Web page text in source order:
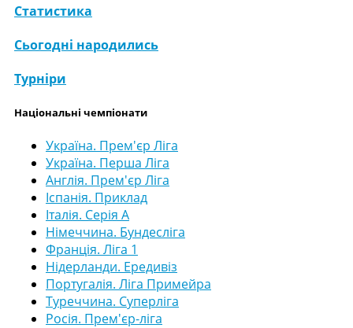
Статистика
Сьогодні народились
Турніри
Національні чемпіонати
Україна. Прем'єр Ліга
Україна. Перша Ліга
Англія. Прем'єр Ліга
Іспанія. Приклад
Італія. Серія А
Німеччина. Бундесліга
Франція. Ліга 1
Нідерланди. Ередивіз
Португалія. Ліга Примейра
Туреччина. Суперліга
Росія. Прем'єр-ліга